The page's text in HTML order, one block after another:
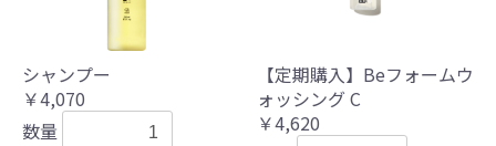
シャンプー
￥4,070
数量
【定期購入】Beフォームウ
ォッシング C
￥4,620